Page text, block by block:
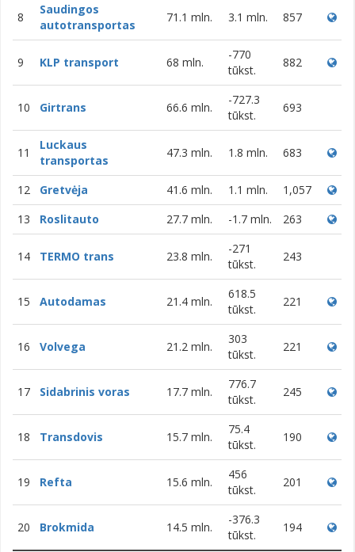
8
Saudingos
autotransportas
71.1 mln. 3.1 mln. 857
9 KLP transport 68 mln.
-770
tūkst.
882
10 Girtrans 66.6 mln.
-727.3
tūkst.
693
11
Luckaus
transportas
47.3 mln. 1.8 mln. 683
12 Gretvėja 41.6 mln. 1.1 mln.
1,057
13
Roslitauto 27.7 mln. -1.7 mln. 263
14 TERMO trans 23.8 mln.
-271
tūkst.
243
15 Autodamas 21.4 mln.
618.5
tūkst.
221
16 Volvega 21.2 mln.
303
tūkst.
221
17 Sidabrinis voras 17.7 mln.
776.7
tūkst.
245
18 Transdovis 15.7 mln.
75.4
tūkst.
190
19 Refta 15.6 mln.
456
tūkst.
201
20 Brokmida 14.5 mln.
-376.3
tūkst.
194